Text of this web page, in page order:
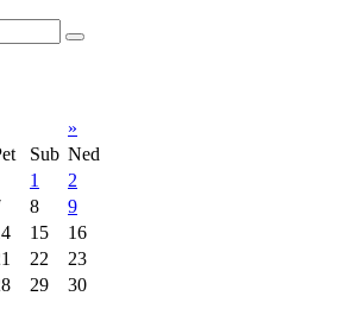
»
Sub Ned
1
2
8
9
15
16
22
23
29
30